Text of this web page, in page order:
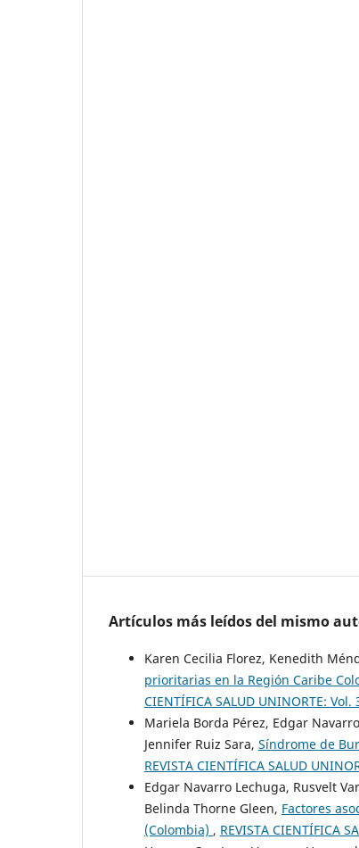
Artículos más leídos del mismo
Karen Cecilia Florez, Kenedith
prioritarias en la Región Caribe
CIENTÍFICA SALUD UNINORTE:
Mariela Borda Pérez, Edgar
Jennifer Ruiz Sara, Síndrome de
REVISTA CIENTÍFICA SALUD
Edgar Navarro Lechuga, Rusvelt
Belinda Thorne Gleen, Factores
(Colombia) , REVISTA CIENTÍFICA